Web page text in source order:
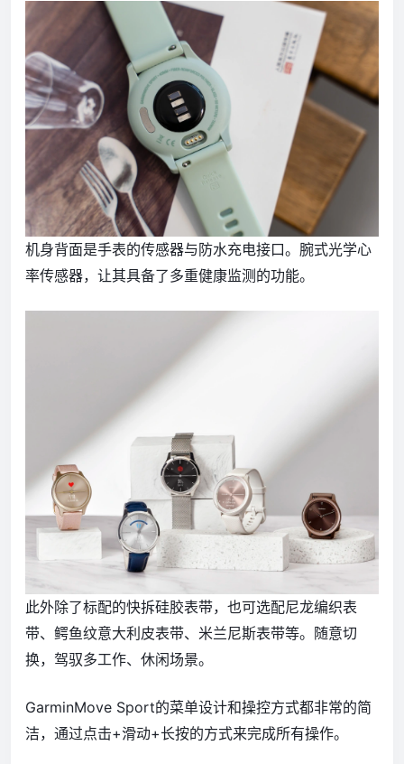
机身背面是手表的传感器与防水充电接口。腕式光学心
率传感器，让其具备了多重健康监测的功能。
此外除了标配的快拆硅胶表带，也可选配尼龙编织表
带、鳄鱼纹意大利皮表带、米兰尼斯表带等。随意切
换，驾驭多工作、休闲场景。
GarminMove Sport的菜单设计和操控方式都非常的简
洁，通过点击+滑动+长按的方式来完成所有操作。